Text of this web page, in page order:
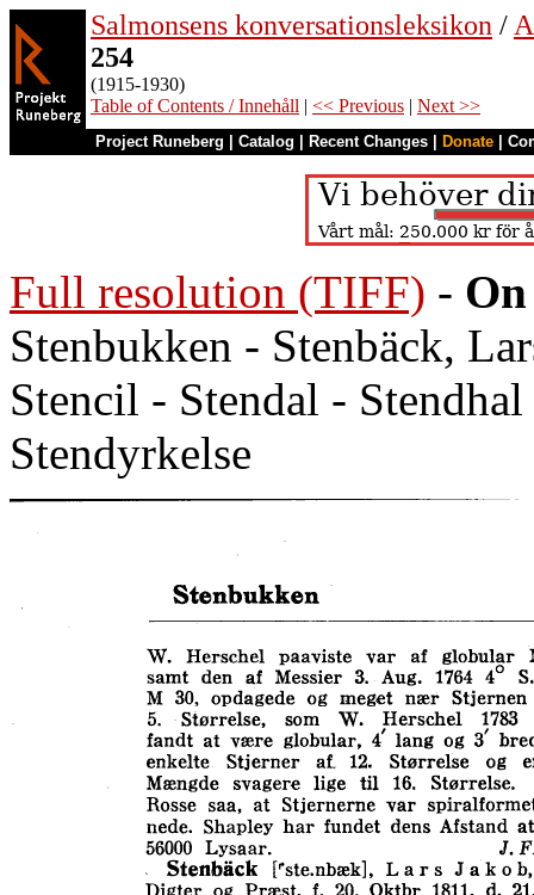
Salmonsens konversationsleksikon /
254
(1915-1930)
Table of Contents / Innehåll | << Previous | Next >>
Project Runeberg Catalog Recent Changes Donate
Full resolution (TIFF) -
Stenbukken - Stenbäck,
Stencil - Stendal -
Stendyrkelse